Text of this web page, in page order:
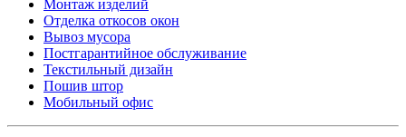
Монтаж изделий
Отделка откосов окон
Вывоз мусора
Постгарантийное обслуживание
Текстильный дизайн
Пошив штор
Мобильный офис